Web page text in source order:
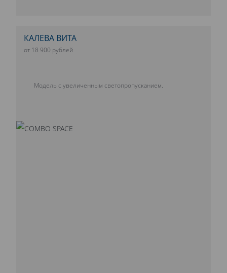
КАЛЕВА ВИТА
от 18 900 рублей
Модель с увеличенным светопропусканием.